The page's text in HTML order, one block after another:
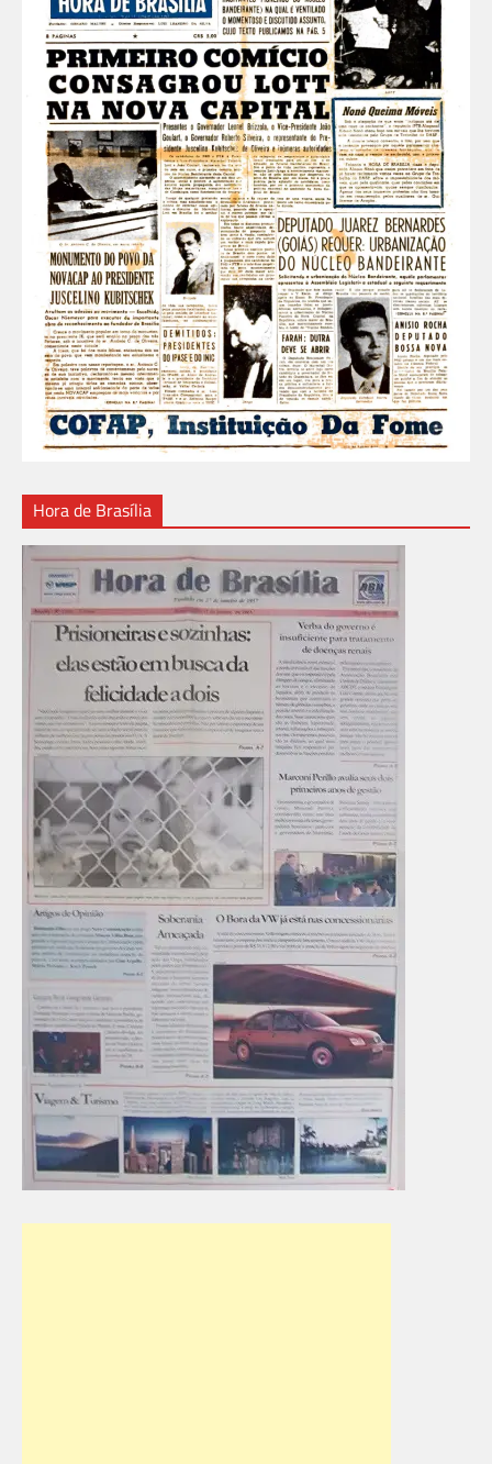
Hora de Brasília